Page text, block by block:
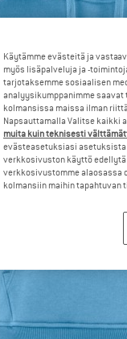
Käytämme evästeitä ja
myös lisäpalveluja ja -
tarjotaksemme sosiaalisen
analyysikumppanimme
kolmansissa maissa ilman
Napsauttamalla Valitse kaikki
muita kuin teknisesti
evästeasetuksiasi asetuksista
verkkosivuston käyttö edellytä
verkkosivustomme alaosassa
kolmansiin maihin tapahtuvan